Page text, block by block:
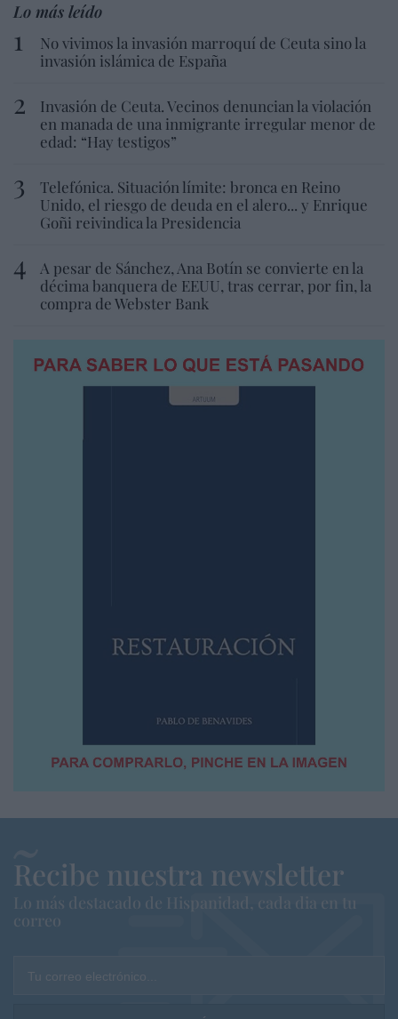
Lo más leído
No vivimos la invasión marroquí de Ceuta sino la
invasión islámica de España
Invasión de Ceuta. Vecinos denuncian la violación
en manada de una inmigrante irregular menor de
edad: “Hay testigos”
Telefónica. Situación límite: bronca en Reino
Unido, el riesgo de deuda en el alero... y Enrique
Goñi reivindica la Presidencia
A pesar de Sánchez, Ana Botín se convierte en la
décima banquera de EEUU, tras cerrar, por fin, la
compra de Webster Bank
Recibe nuestra newsletter
Lo más destacado de Hispanidad, cada dia en tu
correo
Tu correo electrónico...